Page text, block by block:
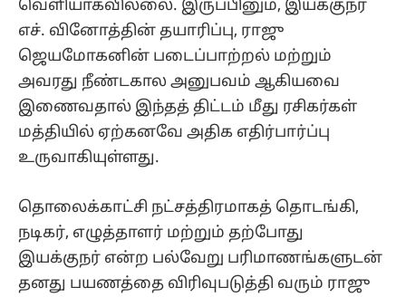
வெளியாகவில்லை. இருப்பினும், இயக்குநர்
எச். வினோத்தின் தயாரிப்பு, ராஜு
ஜெயமோகனின் படைப்பாற்றல் மற்றும்
அவரது நீண்டகால அனுபவம் ஆகியவை
இணைவதால் இந்தத் திட்டம் மீது ரசிகர்கள்
மத்தியில் ஏற்கனவே அதிக எதிர்பார்ப்பு
உருவாகியுள்ளது.
தொலைக்காட்சி நட்சத்திரமாகத் தொடங்கி,
நடிகர், எழுத்தாளர் மற்றும் தற்போது
இயக்குநர் என்ற பல்வேறு பரிமாணங்களுடன்
தனது பயணத்தை விரிவுபடுத்தி வரும் ராஜு